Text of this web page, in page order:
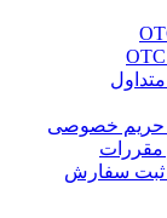
خصوصی
مقررات
ثبت سفارش